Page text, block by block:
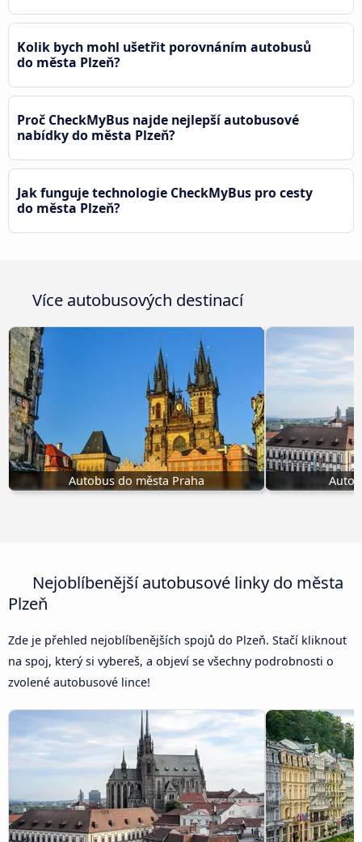
Kolik bych mohl ušetřit porovnáním autobusů
do města Plzeň?
Proč CheckMyBus najde nejlepší autobusové
nabídky do města Plzeň?
Jak funguje technologie CheckMyBus pro cesty
do města Plzeň?
Více autobusových destinací
Autobus do města Praha
Nejoblíbenější autobusové linky do města
Plzeň
Zde je přehled nejoblíbenějších spojů do Plzeň. Stačí kliknout
na spoj, který si vybereš, a objeví se všechny podrobnosti o
zvolené autobusové lince!